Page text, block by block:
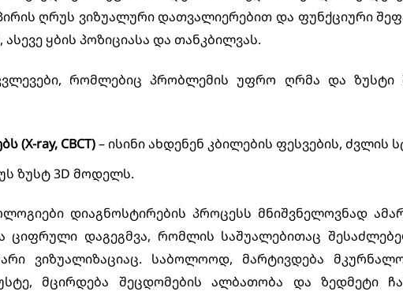
ღრუს ვიზუალური დათვალიერებით და ფუნქციური
ყბის პოზიციასა და თანკბილვას.
რომლებიც პრობლემის უფრო ღრმა და ზუსტი
ray, CBCT)– ისინი ახდენენ კბილების ფესვების,
ზუსტ 3D მოდელს.
დიაგნოსტირების პროცესს მნიშვნელოვნად
ციფრული დაგეგმვა, რომლის საშუალებითაც
ვიზუალიზაციაც. საბოლოოდ, მარტივდება
მცირდება შეცდომების ალბათობა და ზედმეტი